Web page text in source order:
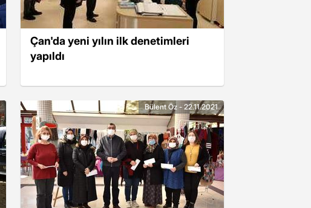
Çan'da yeni yılın ilk denetimleri
yapıldı
Bülent Öz - 22.11.2021